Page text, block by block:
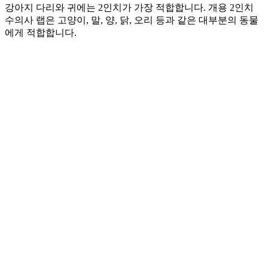
강아지 다리와 귀에는 2인치가 가장 적합합니다. 개용 2인치
수의사 랩은 고양이, 말, 양, 닭, 오리 등과 같은 대부분의 동물
에게 적합합니다.